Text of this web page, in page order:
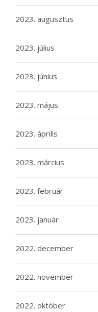
2023. augusztus
2023. július
2023. június
2023. május
2023. április
2023. március
2023. február
2023. január
2022. december
2022. november
2022. október